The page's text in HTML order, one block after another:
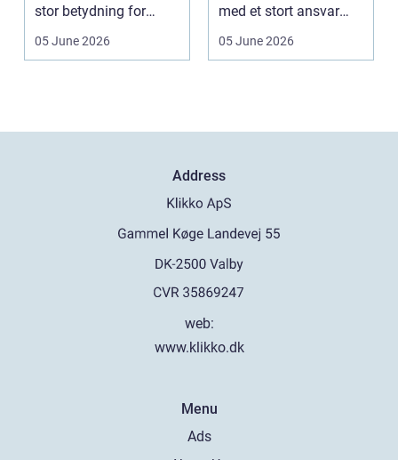
stor betydning for
b&a...
05 June 2026
med et stort ansvar
midt i sorgen.
05 June 2026
Address
web:
www.klikko.dk
Menu
Ads